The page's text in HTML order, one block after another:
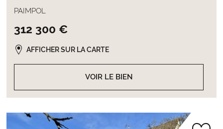
PAIMPOL
312 300 €
VOIR LE BIEN
AFFICHER SUR LA CARTE